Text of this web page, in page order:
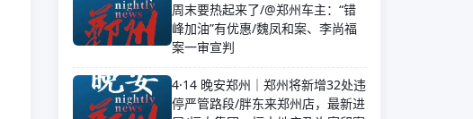
周末要热起来了/@郑州车主：“错
峰加油”有优惠/魏凤和案、李尚福
案一审宣判
4·14 晚安郑州｜郑州将新增32处违
停严管路段/胖东来郑州店，最新进